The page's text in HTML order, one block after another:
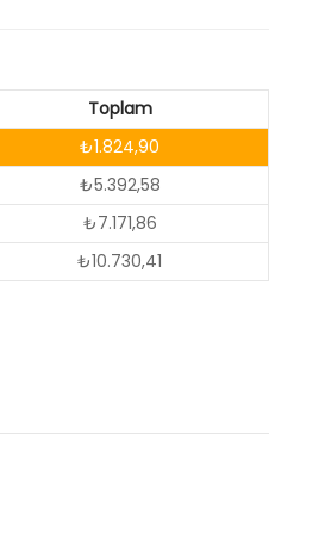
Toplam
₺1.824,90
₺5.392,58
₺7.171,86
₺10.730,41